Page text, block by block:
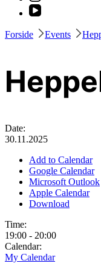
Forside Events
Date:
30.11.2025
Add to Calendar
Google Calendar
Microsoft Outlook
Apple Calendar
Download
Time:
19:00 - 20:00
Calendar:
My Calendar